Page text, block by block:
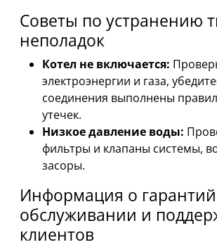
Советы по устранению
неполадок
Котел не включается:
электроэнергии и газа,
соединения выполнены
утечек.
Низкое давление воды:
фильтры и клапаны системы,
засоры.
Информация о
обслуживании и
клиентов